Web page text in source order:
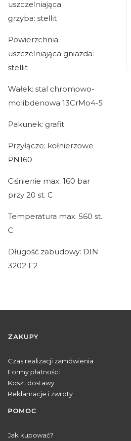
uszczelniająca
grzyba: stellit
Powierzchnia
uszczelniająca gniazda:
stellit
Wałek: stal chromowo-
molibdenowa 13CrMo4-5
Pakunek: grafit
Przyłącze: kołnierzowe
PN160
Ciśnienie max. 160 bar
przy 20 st. C
Temperatura max. 560 st.
C
Długość zabudowy: DIN
3202 F2
Linki w stopce
ZAKUPY
Czas realizacji zamówienia
Formy płatności
Koszt dostawy
Reklamacje i zwroty
POMOC
Jak kupować?